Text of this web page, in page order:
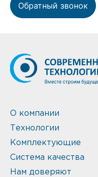
Обратный звонок
О компании
Технологии
Комплектующие
Система качества
Нам доверяют